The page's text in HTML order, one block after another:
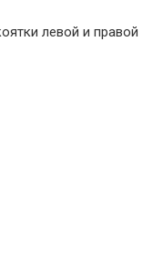
левой и правой